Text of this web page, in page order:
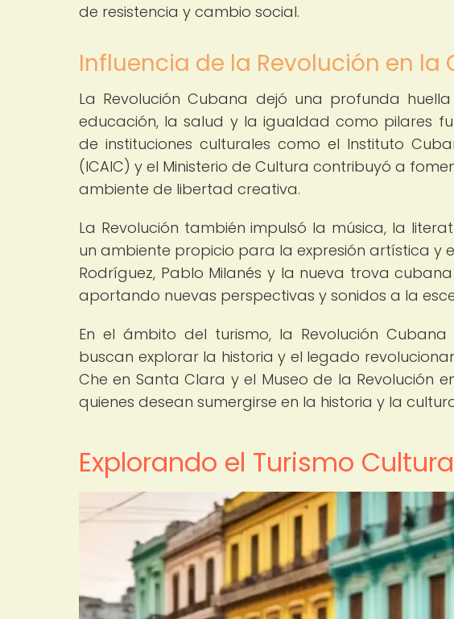
de resistencia y cambio social.
Influencia de la Revolución en la
La Revolución Cubana dejó una profunda
educación, la salud y la igualdad como pilares
de instituciones culturales como el Instituto
(ICAIC) y el Ministerio de Cultura contribuyó a
ambiente de libertad creativa.
La Revolución también impulsó la música, la
un ambiente propicio para la expresión artística y
Rodríguez, Pablo Milanés y la nueva trova
aportando nuevas perspectivas y sonidos a la
En el ámbito del turismo, la Revolución
buscan explorar la historia y el legado
Che en Santa Clara y el Museo de la Revolución
quienes desean sumergirse en la historia y la
Explorando el Turismo